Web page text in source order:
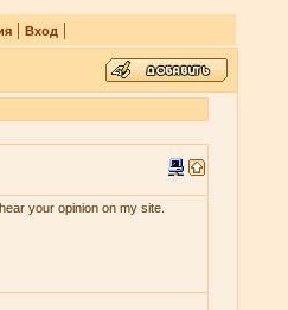
| Вход |
your opinion on my site.